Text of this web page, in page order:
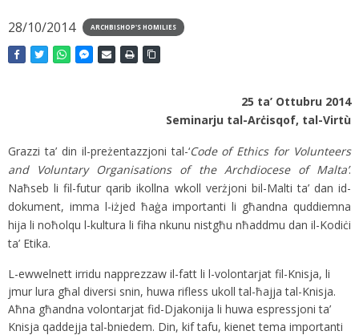
28/10/2014 ARCHBISHOP'S HOMILIES
25 ta’ Ottubru 2014
Seminarju tal-Arċisqof, tal-Virtù
Grazzi ta’ din il-preżentazzjoni tal-‘Code of Ethics for Volunteers
and Voluntary Organisations of the Archdiocese of Malta’.
Naħseb li fil-futur qarib ikollna wkoll verżjoni bil-Malti ta’ dan id-
dokument, imma l-iżjed ħaġa importanti li għandna quddiemna
hija li noħolqu l-kultura li fiha nkunu nistgħu nħaddmu dan il-Kodiċi
ta’ Etika.
L-ewwelnett irridu napprezzaw il-fatt li l-volontarjat fil-Knisja, li
jmur lura għal diversi snin, huwa rifless ukoll tal-ħajja tal-Knisja.
Aħna għandna volontarjat fid-Djakonija li huwa espressjoni ta’
Knisja qaddejja tal-bniedem. Din, kif tafu, kienet tema importanti